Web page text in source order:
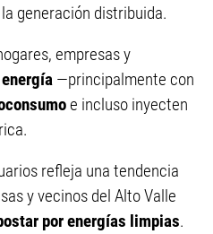
generación distribuida.
empresas y
—principalmente con
e incluso inyecten
refleja una tendencia
y vecinos del Alto Valle
por energías limpias.